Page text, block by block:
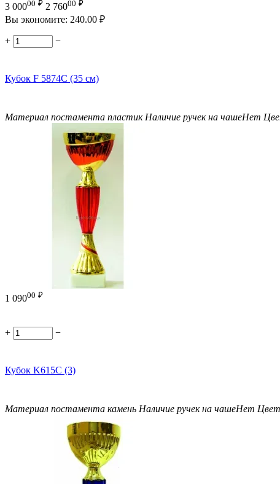
3 00000 ₽ 2 76000 ₽
Вы экономите: 240.00 ₽
+ −
Кубок F 5874C (35 см)
Материал постамента пластик Наличие ручек на чашеНет
1 09000 ₽
+ −
Кубок K615C (3)
Материал постамента камень Наличие ручек на чашеНет Цвет